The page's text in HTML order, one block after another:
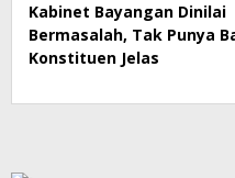
Kabinet Bayangan Dinilai
Bermasalah, Tak Punya
Konstituen Jelas